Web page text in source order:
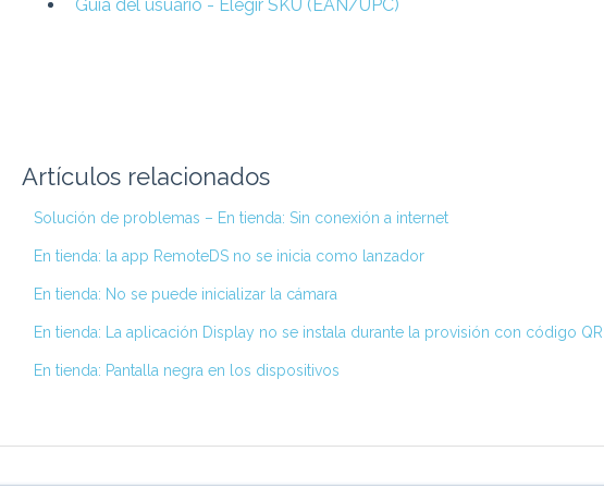
Guía del usuario - Elegir SKU (EAN/UPC)
Artículos relacionados
Solución de problemas – En tienda: Sin conexión a internet
En tienda: la app RemoteDS no se inicia como lanzador
En tienda: No se puede inicializar la cámara
En tienda: La aplicación Display no se instala durante la provisión con código QR
En tienda: Pantalla negra en los dispositivos